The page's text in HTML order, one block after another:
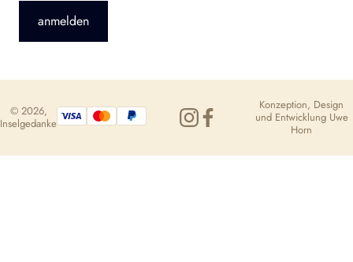
anmelden
© 2026,
Inselgedanke
Konzeption, Design
und Entwicklung Uwe
Horn